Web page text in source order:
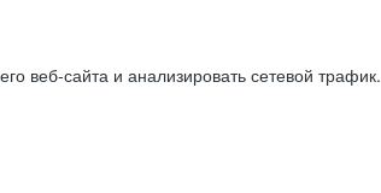
веб-сайта и анализировать сетевой трафик.